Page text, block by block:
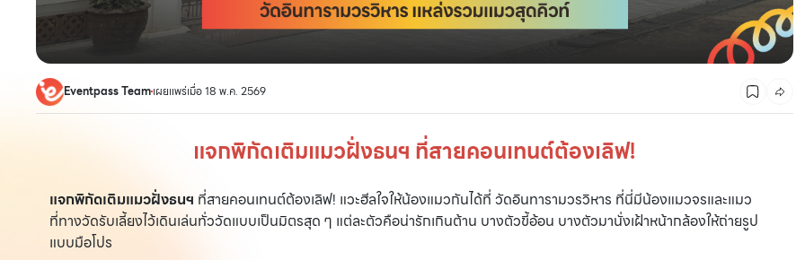
Eventpass Teamเผยแพร่เมื่อ 18 พ.ค. 2569
แจกพิกัดเติมแมวฝั่งธนฯ ที่สายคอนเทนต์ต้องเลิฟ!
แจกพิกัดเติมแมวฝั่งธนฯ ที่สายคอนเทนต์ต้องเลิฟ! แวะฮีลใจให้น้องแมวกันได้ที่ วัดอินทารามวรวิหาร ที่นี่มีน้องแมวจรและแมว
ที่ทางวัดรับเลี้ยงไว้เดินเล่นทั่ววัดแบบเป็นมิตรสุด ๆ แต่ละตัวคือน่ารักเกินต้าน บางตัวขี้อ้อน บางตัวมานั่งเฝ้าหน้ากล้องให้ถ่ายรูป
แบบมือโปร
พิกัดที่เที่ยวตาม 12 ปีเกิด 2568 ตามฉบับศาสตร์จีน